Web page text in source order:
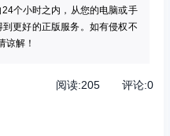
个小时之内，从您的电脑或手
更好的正版服务。如有侵权不
谅解！
阅读:205评论:0